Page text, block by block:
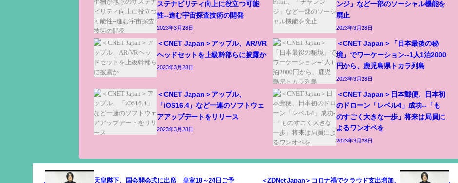
ステナビリティ向上に役立つ可能
性--進む宇宙探査技術の開発
2023年3月28日
ンジ」など一部のソーシャル機能を
廃止
2023年3月28日
＜CNET Japan＞アップル、AR/VR
ヘッドセットを上級幹部らに披露か
2023年3月28日
＜CNET Japan＞「日本最後の秘
境」でワーケーション--1人1泊2000
円から、鹿児島県トカラ列島
2023年3月28日
＜CNET Japan＞アップル、
「iOS16.4」など一連のソフトウェ
アアップデートをリリース
2023年3月28日
＜CNET Japan＞日本郵便、日本初
のドローン「レベル4」成功--「も
のすごく大きな一歩」将来は局員に
よるワンオペを
2023年3月28日
天皇陛下、国会開会式に出席 皇室18～24日ご予
＜ZDNet Japan＞コロナ禍でクラウド支出増加、